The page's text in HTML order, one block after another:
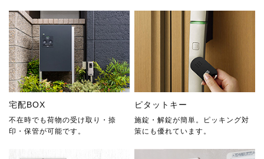
宅配BOX
不在時でも荷物の受け取り・捺
印・保管が可能です。
ピタットキー
施錠・解錠が簡単。ピッキング対
策にも優れています。